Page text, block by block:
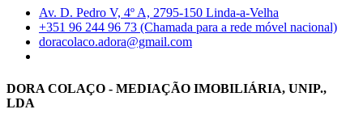
Av. D. Pedro V, 4º A, 2795-150 Linda-a-Velha
+351 96 244 96 73 (Chamada para a rede móvel nacional)
doracolaco.adora@gmail.com
DORA COLAÇO - MEDIAÇÃO IMOBILIÁRIA, UNIP.,
LDA